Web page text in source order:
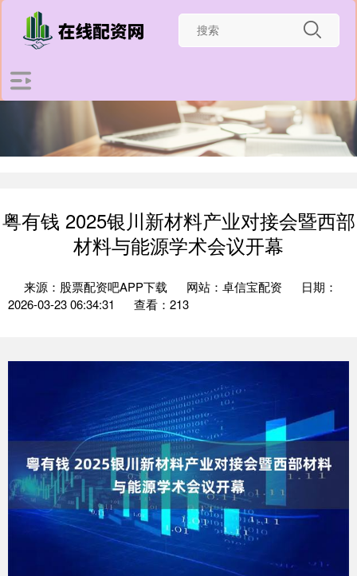
粤有钱 2025银川新材料产业对接会暨西部
材料与能源学术会议开幕
来源：股票配资吧APP下载 网站：卓信宝配资
日期：
2026-03-23 06:34:31
查看：213